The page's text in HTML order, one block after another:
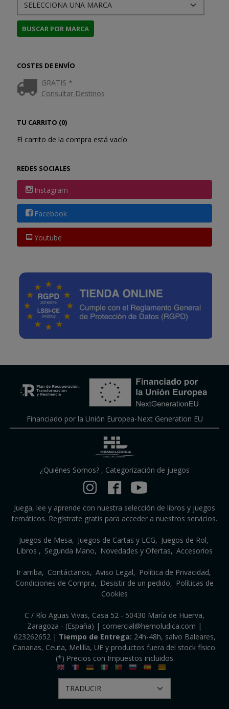
COSTES DE ENVÍO
GRATIS *
Consultar Destinos
TU CARRITO (0)
El carrito de la compra está vacío
REDES SOCIALES
Instagram
Facebook
Youtube
Financiado por la Unión Europea-Next Generation EU
¿Quiénes Somos?, Categorización de juegos
Juega, lee y aprende con nuestra selección de libros y juegos
temáticos. Regístrate gratis para acceder a nuestros servicios.
Juegos de Mesa Juegos de Cartas y LCG
Juegos de Rol
Libros
Segunda Mano Novedades y Ofertas Accesorios
Ir arriba Contáctanos Aviso Legal
Política de Privacidad
Condiciones de Compra
Desistir de un pedido
Políticas de
Cookies
C / Río Aguas Vivas, Casa 52 - 50430 María de Huerva,
Zaragoza - (España) | comercial@hemoludica.com |
623262652| Tiempo de Entrega: 24h-48h, salvo Baleares,
Canarias, Ceuta, Melilla, UE y productos fuera del stock físico.
(*) Precios con Impuestos incluidos